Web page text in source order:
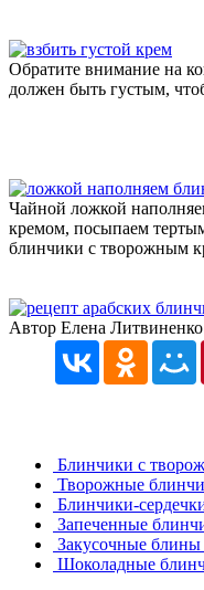
Обратите внимание на
должен быть густым,
Чайной ложкой
кремом, посыпаем
блинчики с творожным
Автор Елена
Блинчики с
Творожные
Блинчики-
Запеченные
Закусочные
Шоколадные